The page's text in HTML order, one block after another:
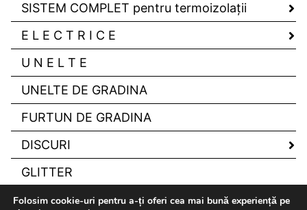
SISTEM COMPLET pentru termoizolaţii
E L E C T R I C E
U N E L T E
UNELTE DE GRADINA
FURTUN DE GRADINA
DISCURI
GLITTER
Folosim cookie-uri pentru a-ți oferi cea mai bună experiență pe